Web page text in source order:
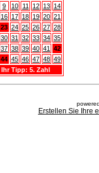
9 10 11 12 13 14
16 17 18 19 20 21
23 24 25 26 27 28
30 31 32 33 34 35
37 38 39 40 41
42
44 45 46 47 48 49
Ihr Tipp: 5. Zahl
Erstellen Sie Ihre